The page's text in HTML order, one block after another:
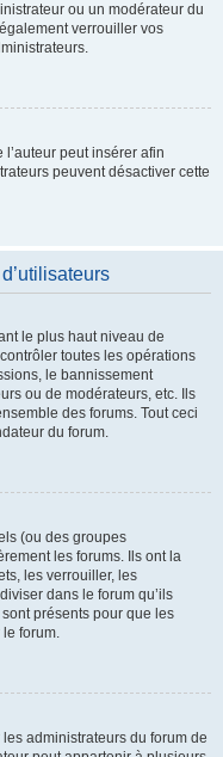
ou un modérateur du
verrouiller vos
peut insérer afin
peuvent désactiver cette
le plus haut niveau de
toutes les opérations
le bannissement
ou de modérateurs, etc. Ils
des forums. Tout ceci
du forum.
(ou des groupes
les forums. Ils ont la
les verrouiller, les
dans le forum qu’ils
présents pour que les
forum.
administrateurs du forum de